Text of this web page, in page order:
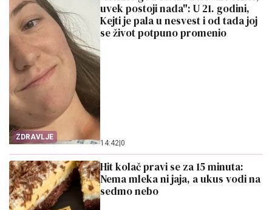
ZDRAVLJE
uvek postoji nada": U 21. godini,
Kejti je pala u nesvest i od tada joj
se život potpuno promenio
14:42|0
Hit kolač pravi se za 15 minuta:
Nema mleka ni jaja, a ukus vodi na
sedmo nebo